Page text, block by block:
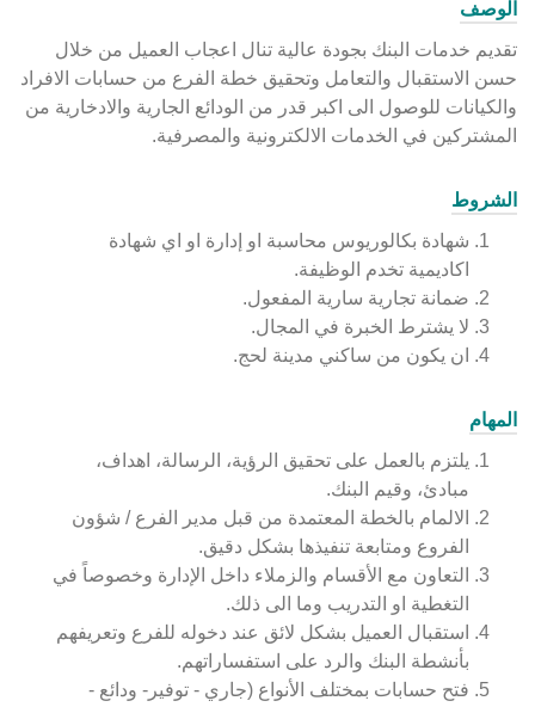
الوصف
تقديم خدمات البنك بجودة عالية تنال اعجاب العميل من خلال
حسن الاستقبال والتعامل وتحقيق خطة الفرع من حسابات الافراد
والكيانات للوصول الى اكبر قدر من الودائع الجارية والادخارية من
المشتركين في الخدمات الالكترونية والمصرفية.
الشروط
شهادة بكالوريوس محاسبة او إدارة او اي شهادة
اكاديمية تخدم الوظيفة.
ضمانة تجارية سارية المفعول.
لا يشترط الخبرة في المجال.
ان يكون من ساكني مدينة لحج.
المهام
يلتزم بالعمل على تحقيق الرؤية، الرسالة، اهداف،
مبادئ، وقيم البنك.
الالمام بالخطة المعتمدة من قبل مدير الفرع / شؤون
الفروع ومتابعة تنفيذها بشكل دقيق.
التعاون مع الأقسام والزملاء داخل الإدارة وخصوصاً في
التغطية او التدريب وما الى ذلك.
استقبال العميل بشكل لائق عند دخوله للفرع وتعريفهم
بأنشطة البنك والرد على استفساراتهم.
فتح حسابات بمختلف الأنواع (جاري - توفير- ودائع -